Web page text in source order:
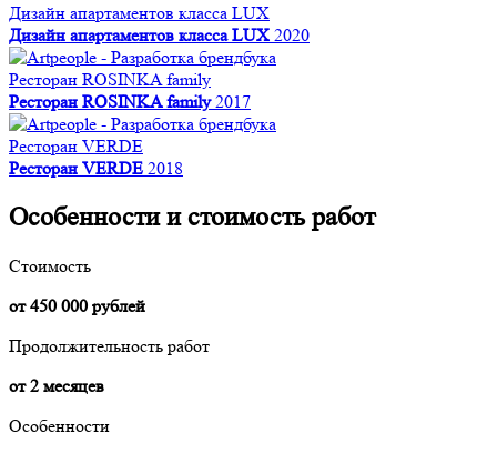
Дизайн апартаментов класса LUX
Дизайн апартаментов класса LUX 2020
Ресторан ROSINKA family
Ресторан ROSINKA family 2017
Ресторан VERDE
Ресторан VERDE 2018
Особенности и стоимость работ
Стоимость
от 450 000 рублей
Продолжительность работ
от 2 месяцев
Особенности